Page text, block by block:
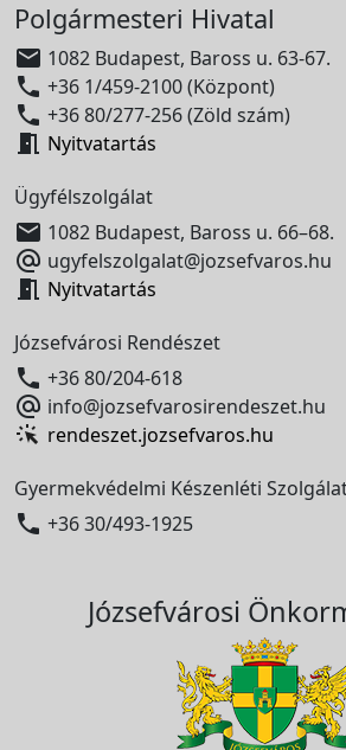
Polgármesteri Hivatal
 1082 Budapest, Baross u. 63-67.
 +36 1/459-2100 (Központ)
 +36 80/277-256 (Zöld szám)
 Nyitvatartás
Ügyfélszolgálat
 1082 Budapest, Baross u. 66–68.
 ugyfelszolgalat@jozsefvaros.hu
 Nyitvatartás
Józsefvárosi Rendészet
 +36 80/204-618
 info@jozsefvarosirendeszet.hu
rendeszet.jozsefvaros.hu
Gyermekvédelmi Készenléti
 +36 30/493-1925
Józsefvárosi